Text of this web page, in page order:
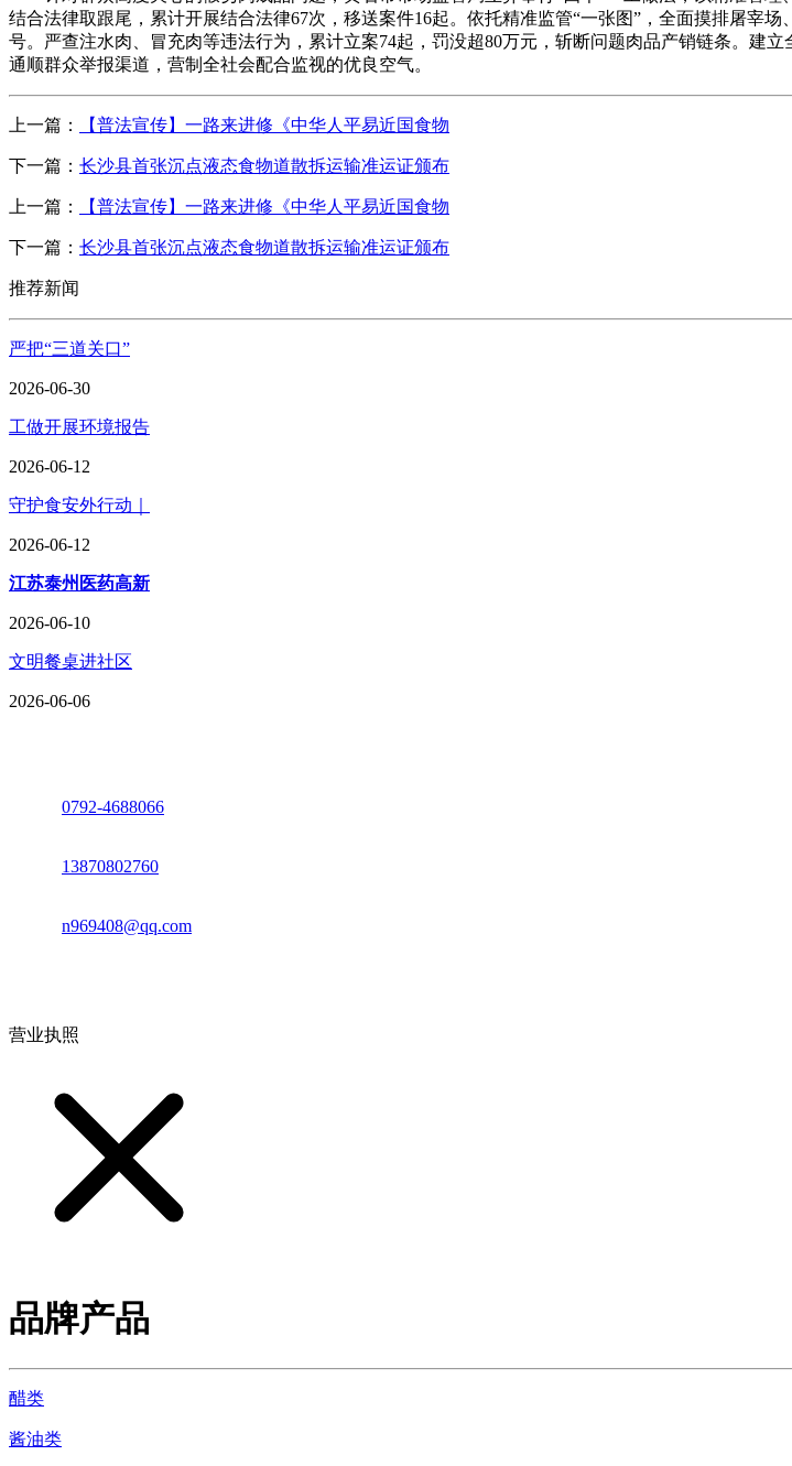
结合法律取跟尾，累计开展结合法律67次，移送案件16起。依托精准监管“一张图”，全面摸排屠宰
号。严查注水肉、冒充肉等违法行为，累计立案74起，罚没超80万元，斩断问题肉品产销链条。建
通顺群众举报渠道，营制全社会配合监视的优良空气。
上一篇： 【普法宣传】一路来进修《中华人平易近国食物
下一篇： 长沙县首张沉点液态食物道散拆运输准运证颁布
上一篇： 【普法宣传】一路来进修《中华人平易近国食物
下一篇： 长沙县首张沉点液态食物道散拆运输准运证颁布
推荐新闻
严把“三道关口”
2026-06-30
工做开展环境报告
2026-06-12
守护食安外行动｜
2026-06-12
江苏泰州医药高新
2026-06-10
文明餐桌进社区
2026-06-06
0792-4688066
13870802760
n969408@qq.com
营业执照
品牌产品
醋类
酱油类